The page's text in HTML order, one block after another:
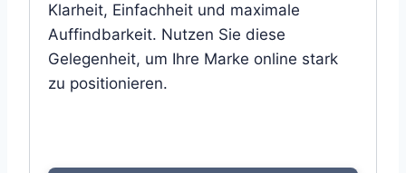
Klarheit, Einfachheit und maximale
Auffindbarkeit. Nutzen Sie diese
Gelegenheit, um Ihre Marke online stark
zu positionieren.